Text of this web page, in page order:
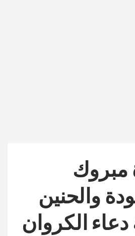
مبروك
والحنين
دعاء الكروان